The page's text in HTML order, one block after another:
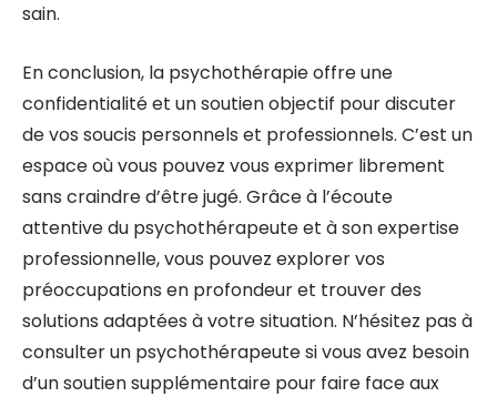
sain.
En conclusion, la psychothérapie offre une
confidentialité et un soutien objectif pour discuter
de vos soucis personnels et professionnels. C’est un
espace où vous pouvez vous exprimer librement
sans craindre d’être jugé. Grâce à l’écoute
attentive du psychothérapeute et à son expertise
professionnelle, vous pouvez explorer vos
préoccupations en profondeur et trouver des
solutions adaptées à votre situation. N’hésitez pas à
consulter un psychothérapeute si vous avez besoin
d’un soutien supplémentaire pour faire face aux